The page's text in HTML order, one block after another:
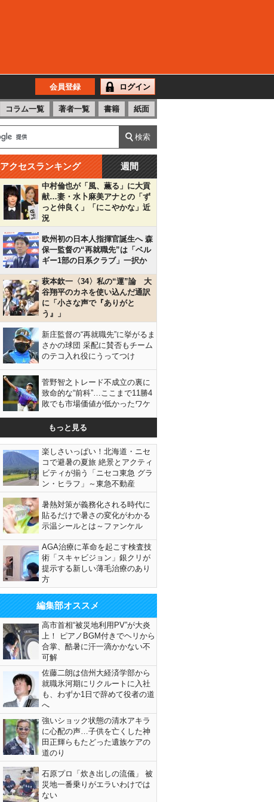
会員登録 ログイン
コラム一覧 著者一覧 書籍 紙面
アクセスランキング 週間
中村倫也が「風、薫る」に大貢
献…妻・水卜麻美アナとの「ず
っと仲良く」「にこやかな」近
況
欧州初の日本人指揮官誕生へ 森
保一監督の“再就職先”は「ベル
ギー1部の日系クラブ」一択か
萩本欽一〈34〉私の“運”論 大
谷翔平のカネを使い込んだ通訳
に「小さな声で『ありがと
う』」
新庄監督の“再就職先”に挙がるま
さかの球団 采配に賛否もチーム
のテコ入れ役にうってつけ
菅野智之トレード不成立の裏に
致命的な“前科”…ここまで11勝4
敗でも市場価値が低かったワケ
もっと見る
楽しさいっぱい！北海道・ニセ
コで避暑の夏旅 絶景とアクティ
ビティが揃う「ニセコ東急 グラ
ン・ヒラフ」～東急不動産
暑熱対策が義務化される時代に
貼るだけで暑さの変化がわかる
示温シールとは～ファンケル
AGA治療に革命を起こす検査技
術「スキャビジョン」銀クリが
提示する新しい薄毛治療のあり
方
編集部オススメ
高市首相“被災地利用PV”が大炎
上！ ピアノBGM付きでヘリから
合掌、酷暑に汗一滴かかない不
可解
佐藤二朗は信州大経済学部から
就職氷河期にリクルートに入社
も、わずか1日で辞めて役者の道
へ
強いショック状態の清水アキラ
に心配の声…子供を亡くした神
田正輝らもたどった遺族ケアの
道のり
石原プロ「炊き出しの流儀」 被
災地一番乗りがエラいわけでは
ない